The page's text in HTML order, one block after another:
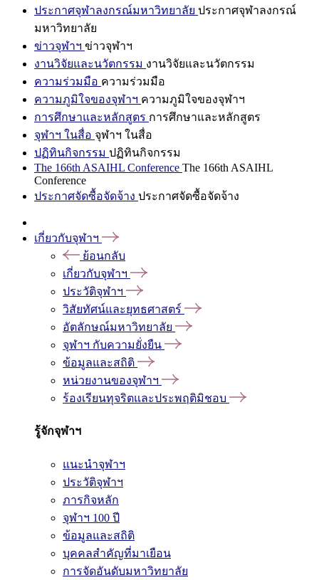
ประกาศจุฬาลงกรณ์มหาวิทยาลัย ประกาศจุฬาลงกรณ์
มหาวิทยาลัย
ข่าวจุฬาฯ ข่าวจุฬาฯ
งานวิจัยและนวัตกรรม งานวิจัยและนวัตกรรม
ความร่วมมือ ความร่วมมือ
ความภูมิใจของจุฬาฯ ความภูมิใจของจุฬาฯ
การศึกษาและหลักสูตร การศึกษาและหลักสูตร
จุฬาฯ ในสื่อ จุฬาฯ ในสื่อ
ปฏิทินกิจกรรม ปฏิทินกิจกรรม
The 166th ASAIHL Conference The 166th ASAIHL
Conference
ประกาศจัดซื้อจัดจ้าง ประกาศจัดซื้อจัดจ้าง
เกี่ยวกับจุฬาฯ
ย้อนกลับ
เกี่ยวกับจุฬาฯ
ประวัติจุฬาฯ
วิสัยทัศน์และยุทธศาสตร์
อัตลักษณ์มหาวิทยาลัย
จุฬาฯ กับความยั่งยืน
ข้อมูลและสถิติ
หน่วยงานของจุฬาฯ
ร้องเรียนทุจริตและประพฤติมิชอบ
รู้จักจุฬาฯ
แนะนำจุฬาฯ
ประวัติจุฬาฯ
ภารกิจหลัก
จุฬาฯ 100 ปี
ข้อมูลและสถิติ
บุคคลสำคัญที่มาเยือน
การจัดอันดับมหาวิทยาลัย